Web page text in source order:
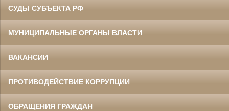
СУДЫ СУБЪЕКТА РФ
МУНИЦИПАЛЬНЫЕ ОРГАНЫ ВЛАСТИ
ВАКАНСИИ
ПРОТИВОДЕЙСТВИЕ КОРРУПЦИИ
ОБРАЩЕНИЯ ГРАЖДАН